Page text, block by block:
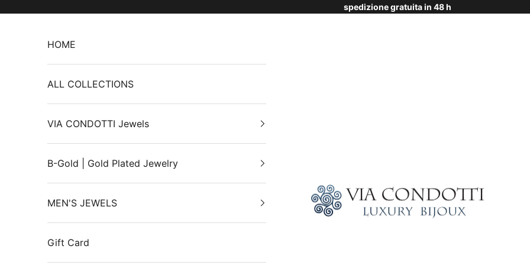
spedizione gratuita in 48 h
Via Condotti Store
HOME
ALL COLLECTIONS
VIA CONDOTTI Jewels
B-Gold | Gold Plated Jewelry
MEN'S JEWELS
Gift Card